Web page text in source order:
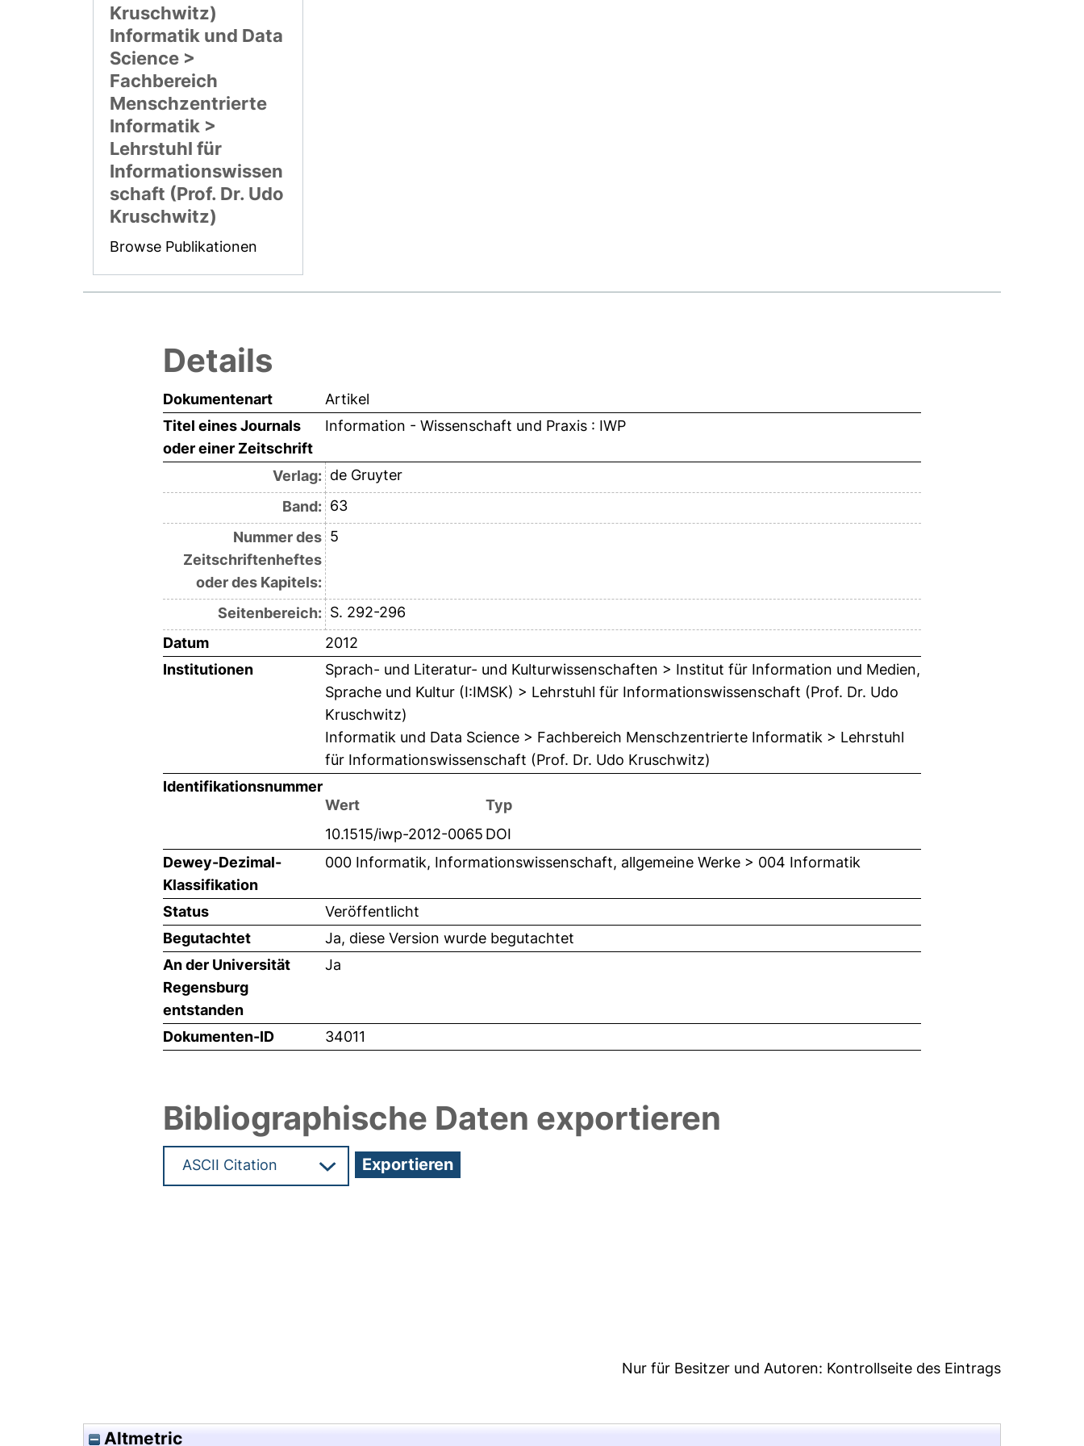
Kruschwitz)
Informatik und Data
Science >
Fachbereich
Menschzentrierte
Informatik >
Lehrstuhl für
Informationswissen
schaft (Prof. Dr. Udo
Kruschwitz)
Browse Publikationen
Details
Dokumentenart
Artikel
Titel eines Journals
oder einer Zeitschrift
Information - Wissenschaft und Praxis : IWP
Verlag: de Gruyter
Band: 63
Nummer des
Zeitschriftenheftes
oder des Kapitels:
5
Seitenbereich: S. 292-296
Datum
2012
Institutionen
Sprach- und Literatur- und Kulturwissenschaften > Institut für Information und Medien,
Sprache und Kultur (I:IMSK) > Lehrstuhl für Informationswissenschaft (Prof. Dr. Udo
Kruschwitz)
Informatik und Data Science > Fachbereich Menschzentrierte Informatik > Lehrstuhl
für Informationswissenschaft (Prof. Dr. Udo Kruschwitz)
Identifikationsnummer
Wert
Typ
10.1515/iwp-2012-0065 DOI
Dewey-Dezimal-
Klassifikation
000 Informatik, Informationswissenschaft, allgemeine Werke > 004 Informatik
Status
Veröffentlicht
Begutachtet
Ja, diese Version wurde begutachtet
An der Universität
Regensburg
entstanden
Ja
Dokumenten-ID 34011
Bibliographische Daten exportieren
Nur für Besitzer und Autoren: Kontrollseite des Eintrags
Altmetric